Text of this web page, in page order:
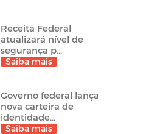
Receita Federal
atualizará nível de
segurança p...
Saiba mais
Governo federal lança
nova carteira de
identidade...
Saiba mais